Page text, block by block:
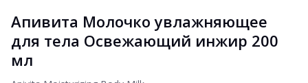
Апивита Молочко увлажняющее
для тела Освежающий инжир 200
мл